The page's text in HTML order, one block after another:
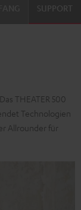
SUPPORT
THEATER 500
Technologien
Allrounder für